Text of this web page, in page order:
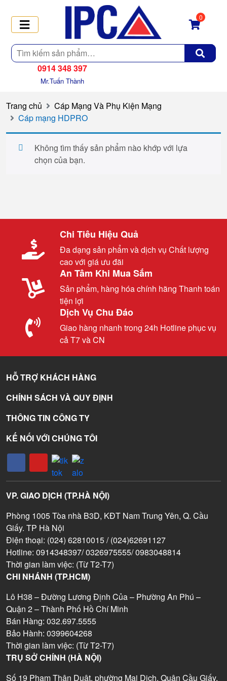
Tìm
kiếm
0
0914 348 397
Mr.Tuấn Thành
Trang chủ
Cáp Mạng Và Phụ Kiện Mạng
Cáp mạng HDPRO
Không tìm thấy sản phẩm nào khớp với lựa
chọn của bạn.
Chi Tiêu Hiệu Quả
Đa dạng sản phẩm và dịch vụ Chất lượng
cao với giá ưu đãi
An Tâm Khi Mua Sắm
Sản phẩm, hàng hóa chính hãng Thanh toán
tiện lợi
Dịch Vụ Chu Đáo
Giao hàng nhanh trong 24h Hotline phục vụ
cả T7 và CN
HỖ TRỢ KHÁCH HÀNG
CHÍNH SÁCH VÀ QUY ĐỊNH
THÔNG TIN CÔNG TY
KẾ NỐI VỚI CHÚNG TÔI
VP. GIAO DỊCH (TP.HÀ NỘI)
Phòng 1005 Tòa nhà B3D, KĐT Nam Trung Yên, Q. Cầu
Giấy. TP Hà Nội
Điện thoại: (024) 62810015 / (024)62691127
Hotline: 0914348397/ 0326975555/ 0983048814
Thời gian làm việc: (Từ T2-T7)
CHI NHÁNH (TP.HCM)
Lô H38 – Đường Lương Định Của – Phường An Phú –
Quận 2 – Thành Phố Hồ Chí Minh
Bán Hàng: 032.697.5555
Bảo Hành: 0399604268
Thời gian làm việc: (Từ T2-T7)
TRỤ SỞ CHÍNH (HÀ NỘI)
Số 19 Phạm Thận Duật, phường Mai Dịch, Quận Cầu Giấy,